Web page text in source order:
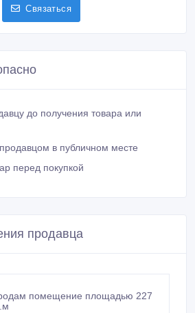
Связаться
до получения товара или
в публичном месте
перед покупкой
продавца
помещение площадью 227